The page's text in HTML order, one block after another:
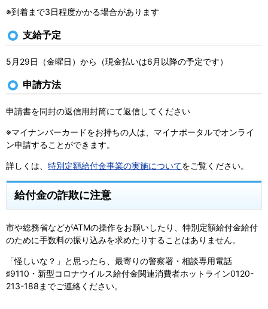
※到着まで3日程度かかる場合があります
支給予定
5月29日（金曜日）から（現金払いは6月以降の予定です）
申請方法
申請書を同封の返信用封筒にて返信してください
※マイナンバーカードをお持ちの人は、マイナポータルでオンライ
ン申請することができます。
詳しくは、 特別定額給付金事業の実施についてをご覧ください。
給付金の詐欺に注意
市や総務省などがATMの操作をお願いしたり、特別定額給付金給付
のために手数料の振り込みを求めたりすることはありません。
「怪しいな？」と思ったら、最寄りの警察署・相談専用電話
♯9110・新型コロナウイルス給付金関連消費者ホットライン0120-
213-188までご連絡ください。